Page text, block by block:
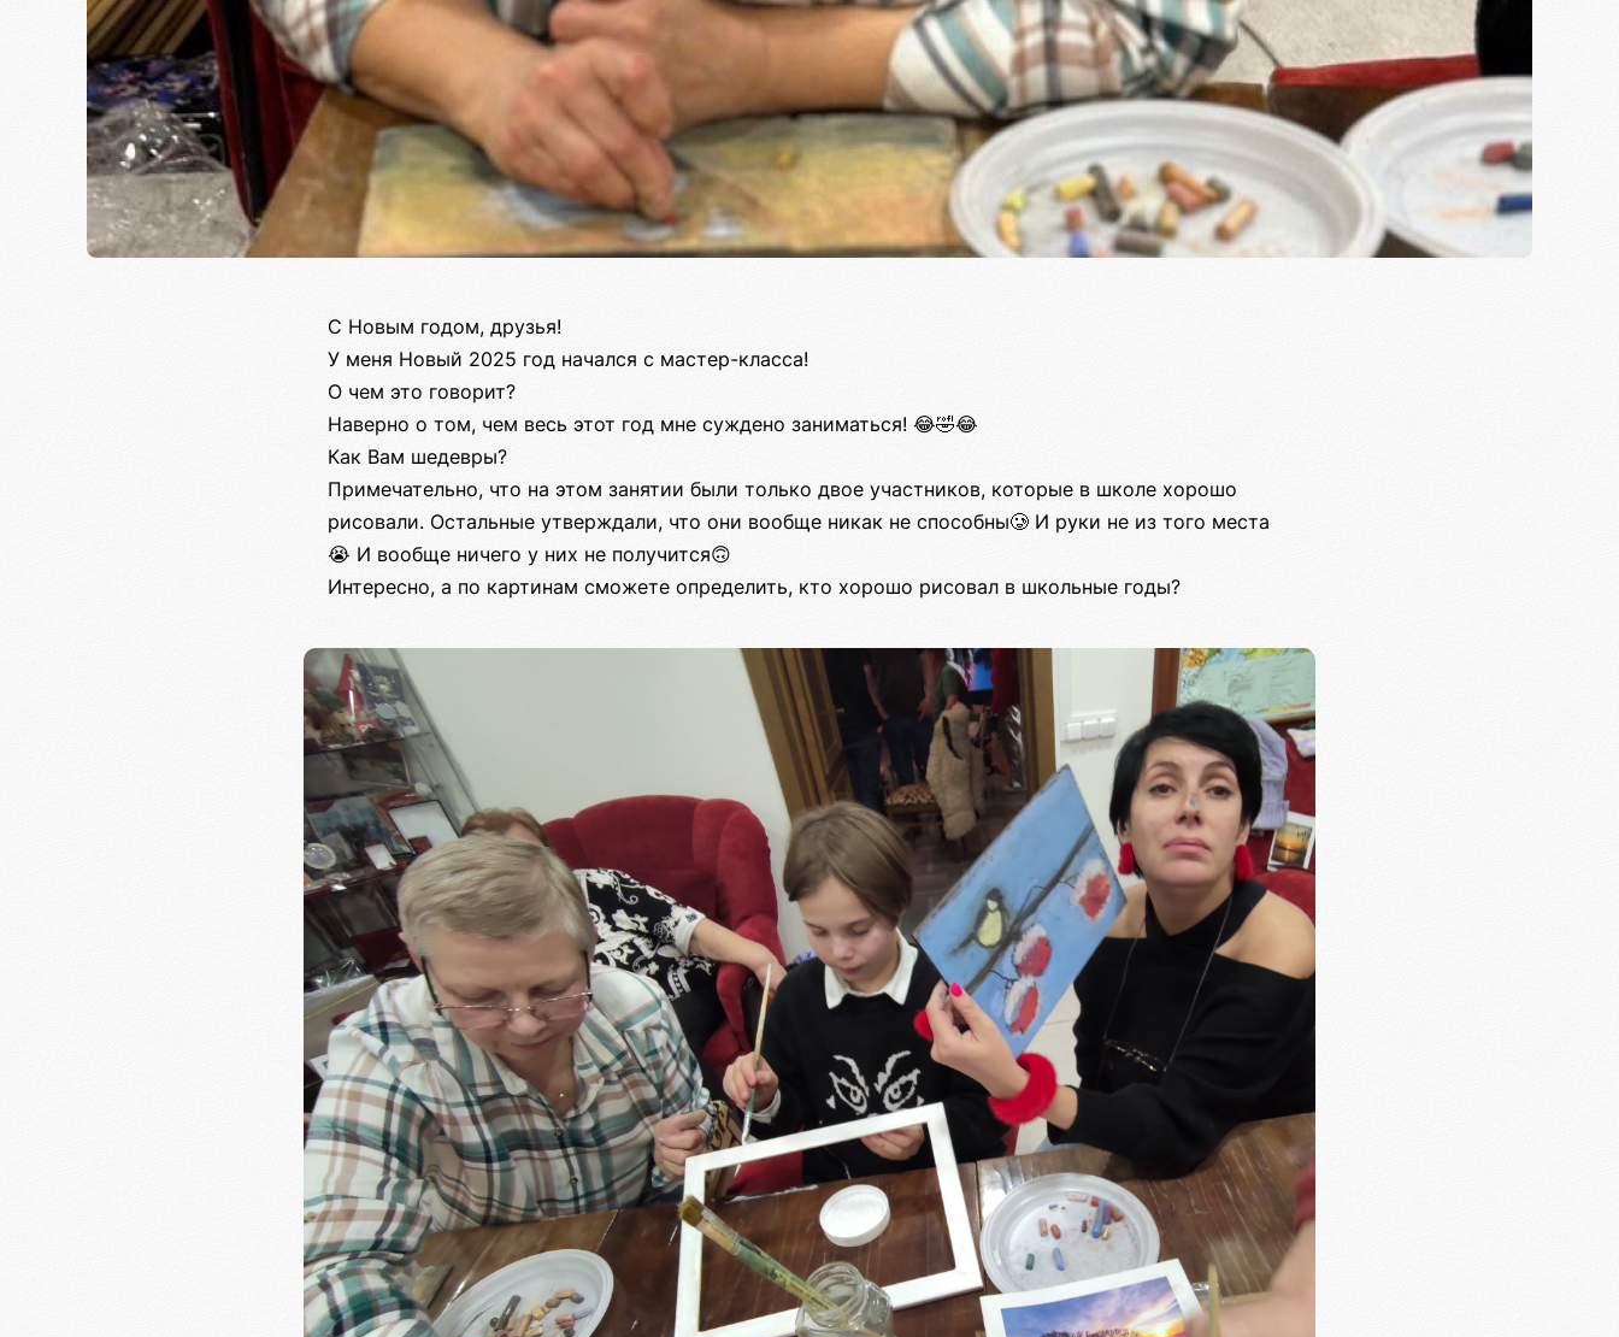
С Новым годом, друзья!
У меня Новый 2025 год начался с мастер-класса!
О чем это говорит?
Наверно о том, чем весь этот год мне суждено заниматься! 😂🤣😂
Как Вам шедевры?
Примечательно, что на этом занятии были только двое участников, которые в школе хорошо
рисовали. Остальные утверждали, что они вообще никак не способны🥲 И руки не из того места
😭 И вообще ничего у них не получится🙃
Интересно, а по картинам сможете определить, кто хорошо рисовал в школьные годы?